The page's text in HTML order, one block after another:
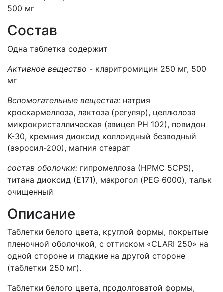
500 мг
Состав
Одна таблетка содержит
Активное вещество - кларитромицин 250 мг, 500
мг
Вспомогательные вещества: натрия
кроскармеллоза, лактоза (регуляр), целлюлоза
микрокристаллическая (авицел РН 102), повидон
К-30, кремния диоксид коллоидный безводный
(аэросил-200), магния стеарат
состав оболочки: гипромеллоза (НРМС 5СРS),
титана диоксид (Е171), макрогол (PEG 6000), тальк
очищенный
Описание
Таблетки белого цвета, круглой формы, покрытые
пленочной оболочкой, с оттиском «CLARI 250» на
одной стороне и гладкие на другой стороне
(таблетки 250 мг).
Таблетки белого цвета, продолговатой формы,